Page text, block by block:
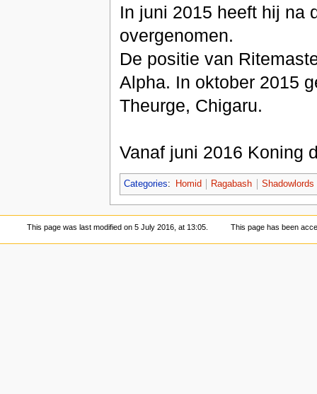
In juni 2015 heeft hij na
overgenomen.
De positie van
Alpha. In oktober 2015
Theurge, Chigaru.
Vanaf juni 2016 Koning
Categories: Homid Ragabash Shadowlords
This page was last modified on 5 July 2016, at 13:05. This page has been